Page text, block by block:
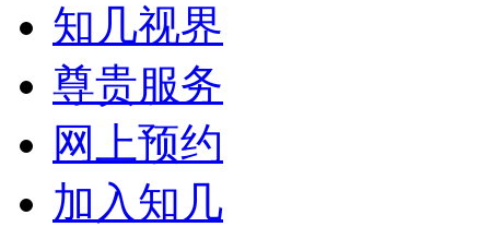
知几视界
尊贵服务
网上预约
加入知几